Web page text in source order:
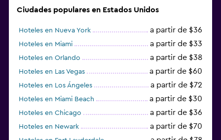
Ciudades populares en Estados Unidos
Hoteles en Nueva York a partir de $36
Hoteles en Miami a partir de $33
Hoteles en Orlando a partir de $38
Hoteles en Las Vegas a partir de $60
Hoteles en Los Ángeles a partir de $72
Hoteles en Miami Beach a partir de $30
Hoteles en Chicago a partir de $36
Hoteles en Newark a partir de $70